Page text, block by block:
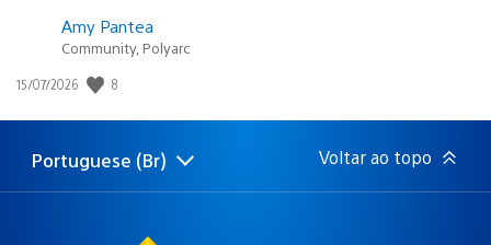
Amy Pantea
Community, Polyarc
Data
publicação:
15/07/2026 8
Selecione
uma
Região
atual:
Portuguese (Br) Voltar ao topo